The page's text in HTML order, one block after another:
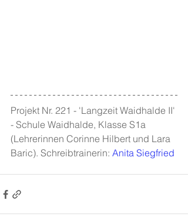
Projekt Nr. 221 - 'Langzeit Waidhalde II'
- Schule Waidhalde, Klasse S1a
(Lehrerinnen Corinne Hilbert und Lara
Baric). Schreibtrainerin: Anita Siegfried